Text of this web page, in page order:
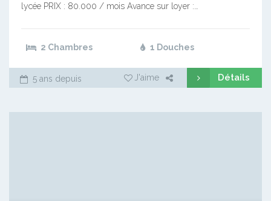
lycée PRIX : 80.000 / mois Avance sur loyer :…
2 Chambres 1 Douches
5 ans depuis J'aime Détails